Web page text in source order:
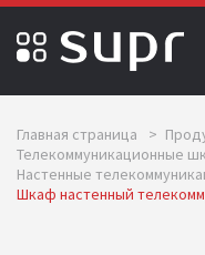
Главная страница >
Телекоммуникационные
Настенные
Шкаф настенный